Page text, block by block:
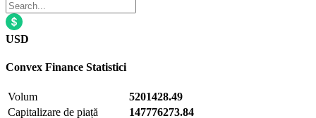
USD
Convex Finance Statistici
Volum
5201428.49
Capitalizare de piață
147776273.84